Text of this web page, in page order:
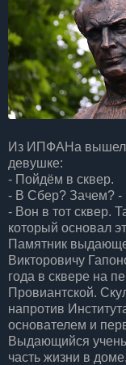
Из ИПФАНа вышел
девушке:
- Пойдём в сквер.
- В Сбер? Зачем? -
- Вон в тот сквер.
который основал
Памятник
Викторовичу
года в сквере на
Провиантской.
напротив
основателем и
Выдающийся
часть жизни в